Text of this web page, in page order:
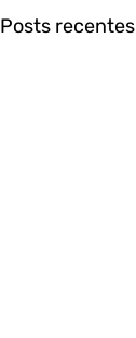
Posts recentes